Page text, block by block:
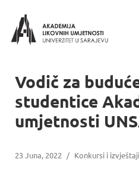
Vodič za
studentice
umjetnosti
23 Juna, 2022 / Konkursi i izvještaji